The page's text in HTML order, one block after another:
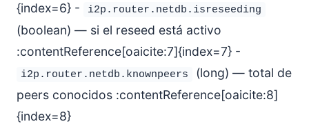
{index=6} -
i2p.router.netdb.isreseeding
(boolean) — si el reseed está activo
:contentReference[oaicite:7]{index=7} -
i2p.router.netdb.knownpeers
(long) — total de
peers conocidos :contentReference[oaicite:8]
{index=8}